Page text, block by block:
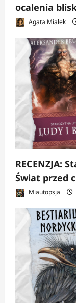
ocalenia
Agata Miałek
RECENZJA:
Świat przed
Miautopsja